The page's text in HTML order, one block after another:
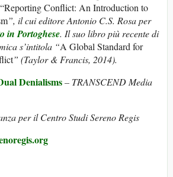
“Reporting Conflict: An Introduction to
”, il cui editore Antonio C.S. Rosa per
in Portoghese. Il suo libro più recente di
s’intitola “A Global Standard for
” (Taylor & Francis, 2014).
Denialisms– TRANSCEND Media
per il Centro Studi Sereno Regis